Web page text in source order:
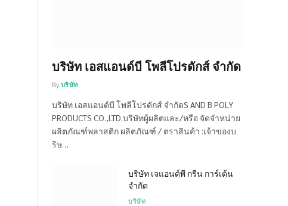
บริษัท เอสแอนด์บี โพลีโปรดักส์ จำกัด
By บริษัท
บริษัท เอสแอนด์บี โพลีโปรดักส์ จำกัดS AND B POLY
PRODUCTS CO.,LTD.บริษัทผู้ผลิตและ/หรือ จัดจำหน่าย
ผลิตภัณฑ์พลาสติก ผลิตภัณฑ์ / ตราสินค้า :เจ้าของบ
ริษ…
บริษัท เจแอนด์พี กรีน การ์เด้น
จำกัด
บริษัท